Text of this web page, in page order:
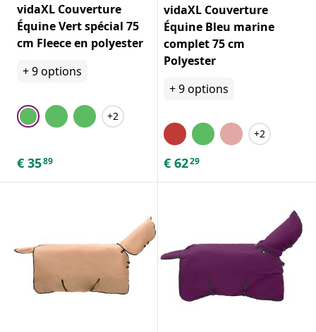
vidaXL Couverture
Équine Vert spécial 75
cm Fleece en polyester
+9options
+2
€ 3589
vidaXL Couverture
Équine Bleu marine
complet 75 cm
Polyester
+9options
+2
€ 6229